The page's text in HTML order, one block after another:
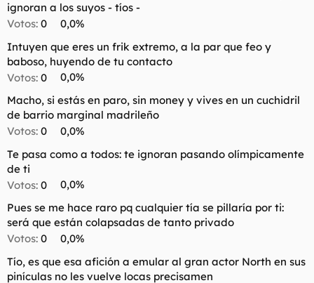
o
e
e
a
i
n
c
ignoran a los suyos - tíos -
Votos: 0
0,0%
Intuyen que eres un frik extremo, a la par que feo y
baboso, huyendo de tu contacto
Votos: 0
0,0%
Macho, si estás en paro, sin money y vives en un cuchidril
de barrio marginal madrileño
Votos: 0
0,0%
Te pasa como a todos: te ignoran pasando olímpicamente
de ti
Votos: 0
0,0%
Pues se me hace raro pq cualquier tía se pillaría por ti:
será que están colapsadas de tanto privado
Votos: 0
0,0%
Tío, es que esa afición a emular al gran actor North en sus
pinículas no les vuelve locas precisamen